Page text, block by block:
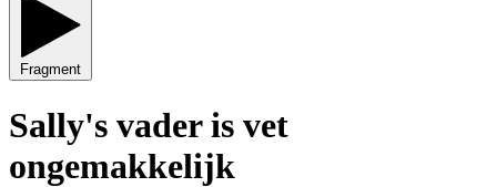
Fragment
Sally's vader is vet
ongemakkelijk